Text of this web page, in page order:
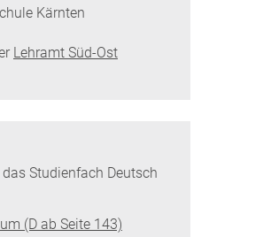
Kärnten
Lehramt Süd-Ost
Studienfach Deutsch
(D ab Seite 143)